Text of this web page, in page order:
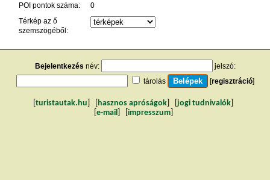
POI pontok száma:
0
Térkép az ő
szemszögéből:
Bejelentkezés név:
jelszó:
tárolás
[regisztráció]
turistautak.hu hasznos apróságok jogi tudnivalók
e-mail impresszum]